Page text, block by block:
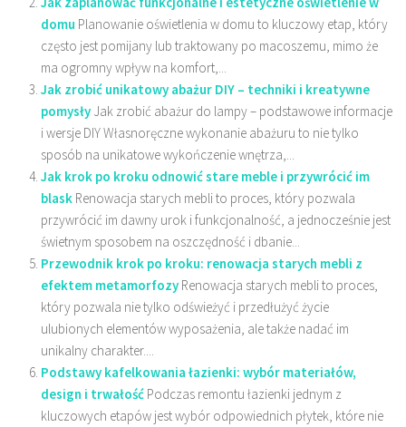
domu Planowanie oświetlenia w domu to kluczowy etap, który
często jest pomijany lub traktowany po macoszemu, mimo że
ma ogromny wpływ na komfort,...
Jak zrobić unikatowy abażur DIY – techniki i kreatywne
pomysły Jak zrobić abażur do lampy – podstawowe informacje
i wersje DIY Własnoręczne wykonanie abażuru to nie tylko
sposób na unikatowe wykończenie wnętrza,...
Jak krok po kroku odnowić stare meble i przywrócić im
blask Renowacja starych mebli to proces, który pozwala
przywrócić im dawny urok i funkcjonalność, a jednocześnie jest
świetnym sposobem na oszczędność i dbanie...
Przewodnik krok po kroku: renowacja starych mebli z
efektem metamorfozy Renowacja starych mebli to proces,
który pozwala nie tylko odświeżyć i przedłużyć życie
ulubionych elementów wyposażenia, ale także nadać im
unikalny charakter....
Podstawy kafelkowania łazienki: wybór materiałów,
design i trwałość Podczas remontu łazienki jednym z
kluczowych etapów jest wybór odpowiednich płytek, które nie